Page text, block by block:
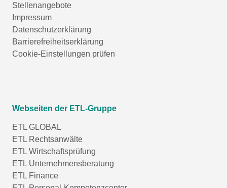
Stellenangebote
Impressum
Datenschutzerklärung
Barrierefreiheitserklärung
Cookie-Einstellungen prüfen
Webseiten der ETL-Gruppe
ETL GLOBAL
ETL Rechtsanwälte
ETL Wirtschaftsprüfung
ETL Unternehmensberatung
ETL Finance